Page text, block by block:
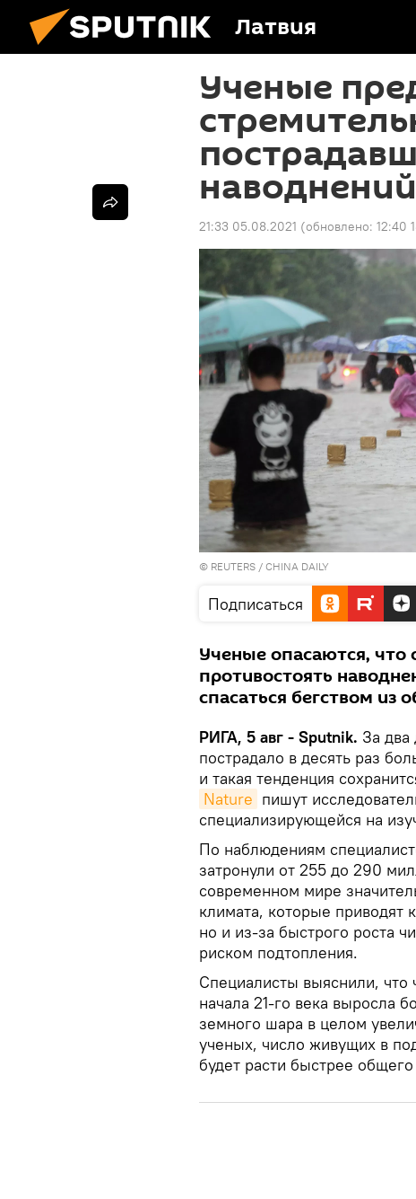
Латвия
Ученые
наводнений
21:33 05.08.2021 (обновлено: 12:40
© REUTERS / CHINA DAILY
Подписаться
Ученые опасаются, что
противостоять
спасаться бегством из
РИГА, 5 авг - Sputnik. За два
пострадало в десять раз
и такая тенденция
Nature пишут
специализирующейся на
По наблюдениям
затронули от 255 до 290
современном мире
климата, которые приводят
но и из-за быстрого роста
риском подтопления.
Специалисты выяснили, что
начала 21-го века выросла
земного шара в целом
ученых, число живущих в
будет расти быстрее